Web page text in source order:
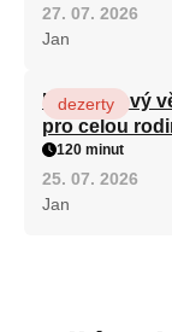
27. 07. 2026
Jan
Karamelový
pro celou
dezerty
120 minut
25. 07. 2026
Jan